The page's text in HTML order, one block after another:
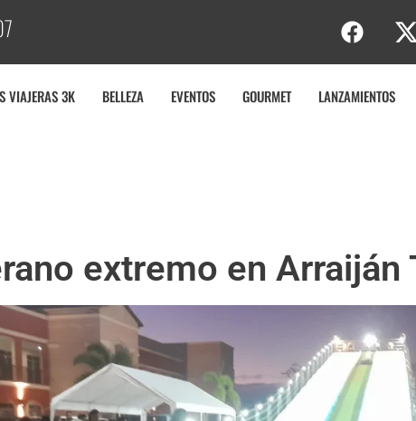
C
VIAJERAS 3K BELLEZA EVENTOS GOURMET LANZAMIENTOS
extremo en Arraiján